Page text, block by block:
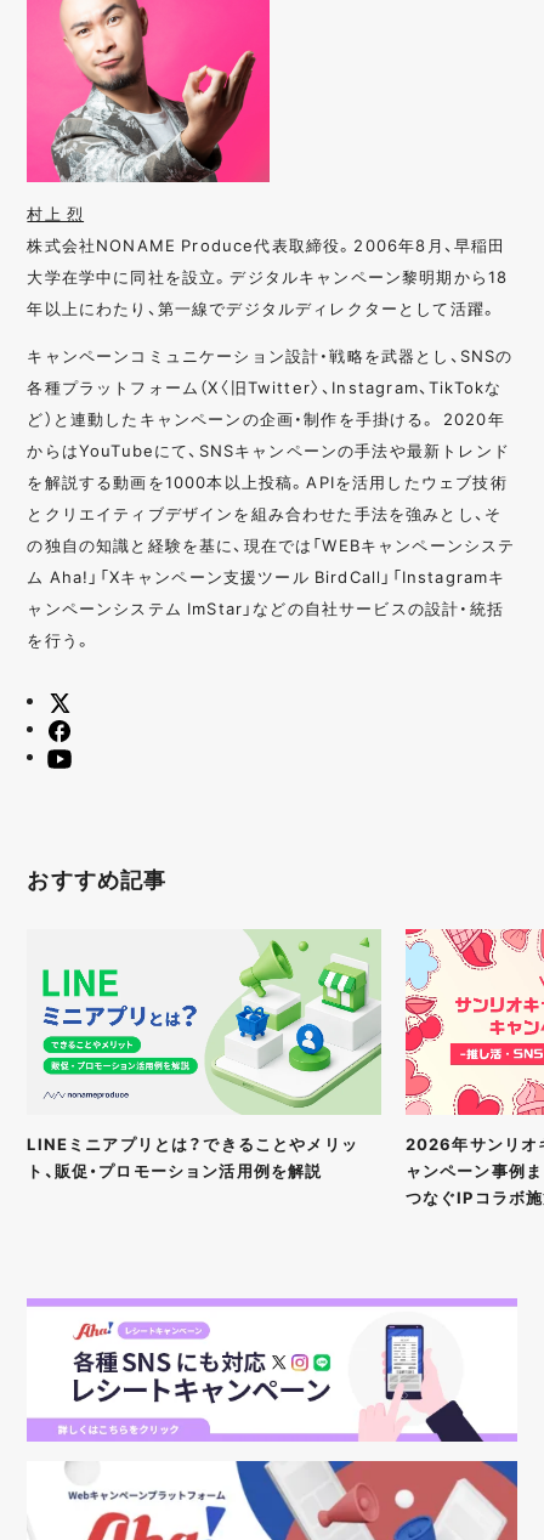
村上 烈
株式会社NONAME Produce代表取締役。2006年8月、早稲田
大学在学中に同社を設立。デジタルキャンペーン黎明期から18
年以上にわたり、第一線でデジタルディレクターとして活躍。
キャンペーンコミュニケーション設計・戦略を武器とし、SNSの
各種プラットフォーム（X〈旧Twitter〉、Instagram、TikTokな
ど）と連動したキャンペーンの企画・制作を手掛ける。 2020年
からはYouTubeにて、SNSキャンペーンの手法や最新トレンド
を解説する動画を1000本以上投稿。APIを活用したウェブ技術
とクリエイティブデザインを組み合わせた手法を強みとし、そ
の独自の知識と経験を基に、現在では「WEBキャンペーンシステ
ム Aha!」「Xキャンペーン支援ツール BirdCall」「Instagramキ
ャンペーンシステム ImStar」などの自社サービスの設計・統括
を行う。
おすすめ記事
LINEミニアプリとは？できることやメリッ
ト、販促・プロモーション活用例を解説
2026年サンリオ
ャンペーン事例
つなぐIPコラボ